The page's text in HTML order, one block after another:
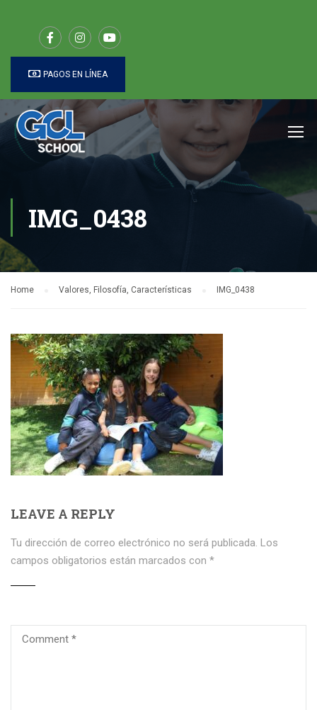
PAGOS EN LÍNEA
IMG_0438
Home Valores, Filosofía, Características IMG_0438
LEAVE A REPLY
Tu dirección de correo electrónico no será publicada. Los
campos obligatorios están marcados con *